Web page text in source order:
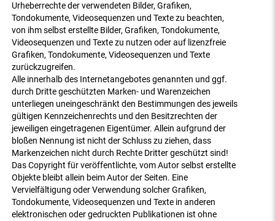
Urheberrechte der verwendeten Bilder, Grafiken,
Tondokumente, Videosequenzen und Texte zu beachten,
von ihm selbst erstellte Bilder, Grafiken, Tondokumente,
Videosequenzen und Texte zu nutzen oder auf lizenzfreie
Grafiken, Tondokumente, Videosequenzen und Texte
zurückzugreifen.
Alle innerhalb des Internetangebotes genannten und ggf.
durch Dritte geschützten Marken- und Warenzeichen
unterliegen uneingeschränkt den Bestimmungen des jeweils
gültigen Kennzeichenrechts und den Besitzrechten der
jeweiligen eingetragenen Eigentümer. Allein aufgrund der
bloßen Nennung ist nicht der Schluss zu ziehen, dass
Markenzeichen nicht durch Rechte Dritter geschützt sind!
Das Copyright für veröffentlichte, vom Autor selbst erstellte
Objekte bleibt allein beim Autor der Seiten. Eine
Vervielfältigung oder Verwendung solcher Grafiken,
Tondokumente, Videosequenzen und Texte in anderen
elektronischen oder gedruckten Publikationen ist ohne